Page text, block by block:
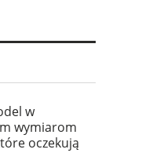
w
wymiarom
oczekują